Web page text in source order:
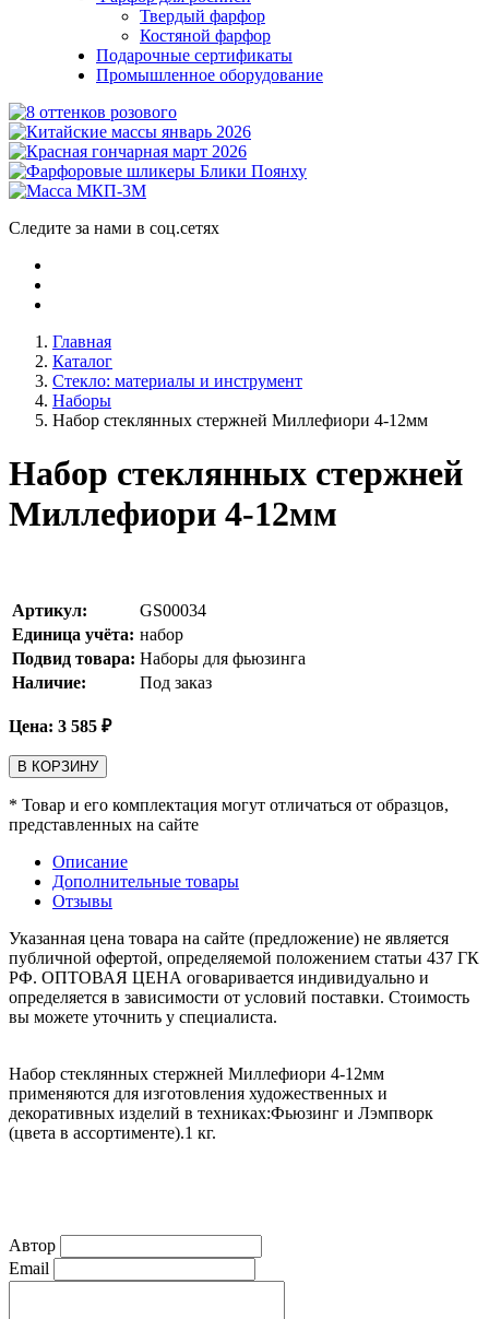
Твердый фарфор
Костяной фарфор
Подарочные сертификаты
Промышленное оборудование
Следите за нами в соц.сетях
Главная
Каталог
Стекло: материалы и инструмент
Наборы
Набор стеклянных стержней Миллефиори 4-12мм
Набор стеклянных стержней
Миллефиори 4-12мм
Артикул:
GS00034
Единица учёта: набор
Подвид товара: Наборы для фьюзинга
Наличие:
Под заказ
Цена: 3 585 ₽
В КОРЗИНУ
* Товар и его комплектация могут отличаться от образцов,
представленных на сайте
Описание
Дополнительные товары
Отзывы
Указанная цена товара на сайте (предложение) не является
публичной офертой, определяемой положением статьи 437 ГК
РФ. ОПТОВАЯ ЦЕНА оговаривается индивидуально и
определяется в зависимости от условий поставки. Стоимость
вы можете уточнить у специалиста.
Набор стеклянных стержней Миллефиори 4-12мм
применяются для изготовления художественных и
декоративных изделий в техниках:Фьюзинг и Лэмпворк
(цвета в ассортименте).1 кг.
Автор
Email